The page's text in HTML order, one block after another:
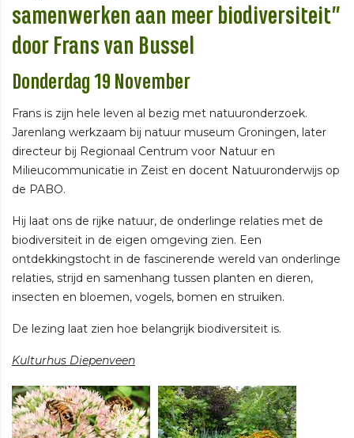
samenwerken aan meer biodiversiteit”
door Frans van Bussel
Donderdag 19 November
Frans is zijn hele leven al bezig met natuuronderzoek.
Jarenlang werkzaam bij natuur museum Groningen, later
directeur bij Regionaal Centrum voor Natuur en
Milieucommunicatie in Zeist en docent Natuuronderwijs op
de PABO.
Hij laat ons de rijke natuur, de onderlinge relaties met de
biodiversiteit in de eigen omgeving zien. Een
ontdekkingstocht in de fascinerende wereld van onderlinge
relaties, strijd en samenhang tussen planten en dieren,
insecten en bloemen, vogels, bomen en struiken.
De lezing laat zien hoe belangrijk biodiversiteit is.
Kulturhus Diepenveen